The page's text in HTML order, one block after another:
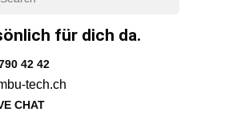
für dich da.
42 42
tech.ch
CHAT